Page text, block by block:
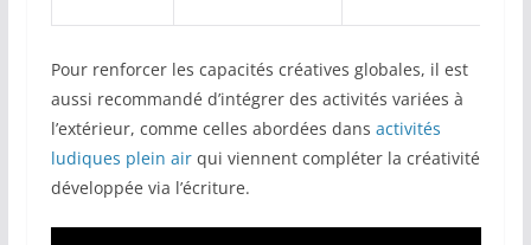
Pour renforcer les capacités créatives globales, il est
aussi recommandé d’intégrer des activités variées à
l’extérieur, comme celles abordées dans activités
ludiques plein airqui viennent compléter la créativité
développée via l’écriture.